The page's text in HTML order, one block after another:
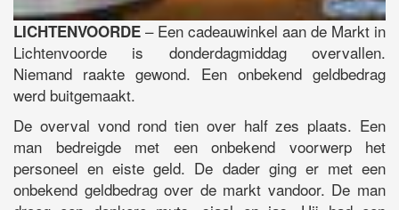
LICHTENVOORDE – Een cadeauwinkel aan de Markt in
Lichtenvoorde is donderdagmiddag overvallen.
Niemand raakte gewond. Een onbekend geldbedrag
werd buitgemaakt.
De overval vond rond tien over half zes plaats. Een
man bedreigde met een onbekend voorwerp het
personeel en eiste geld. De dader ging er met een
onbekend geldbedrag over de markt vandoor. De man